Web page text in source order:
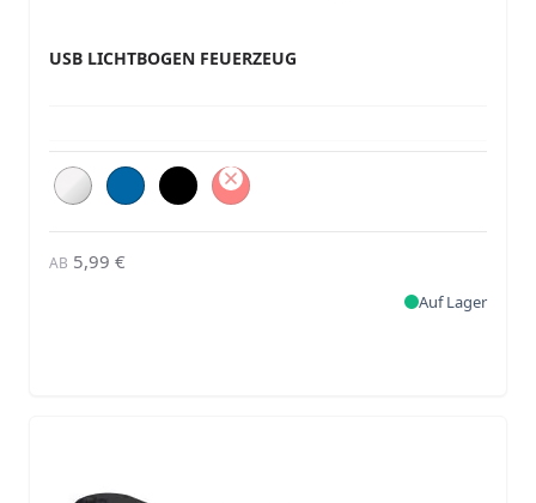
USB LICHTBOGEN FEUERZEUG
AB 5,99 €
Auf Lager